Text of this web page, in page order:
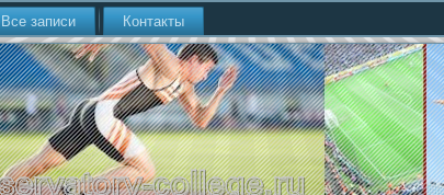
Все записи Контакты